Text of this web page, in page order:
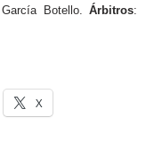
Botello. Árbitros:
X